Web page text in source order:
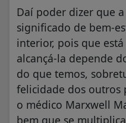
Daí poder dizer que
significado de bem-
interior, pois que
alcançá-la depende
do que temos,
felicidade dos outros
o médico Marxwell